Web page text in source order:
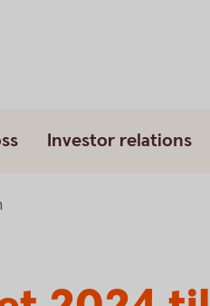
Investor relations